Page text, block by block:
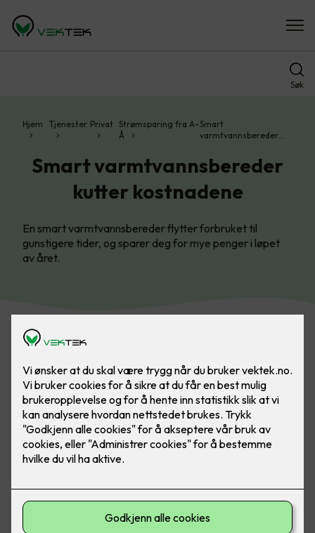
Søk
Hjem Tjenester Privat Strømsparing fra A-
Å
Smart
varmtvannsbereder…
Smart varmtvannsbereder
kutter kostnadene
En smart varmtvannsbereder flytter forbruket til
gunstigere tider, og sparer deg for mye penger i løpet
av året.
Styring av «dumme varmtvannsberedere» har blitt en
naturlig del av smart strømsparing.